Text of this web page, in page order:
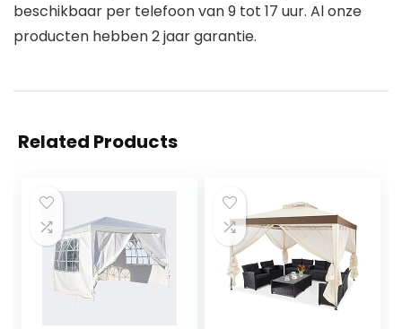
beschikbaar per telefoon van 9 tot 17 uur. Al onze
producten hebben 2 jaar garantie.
Related Products